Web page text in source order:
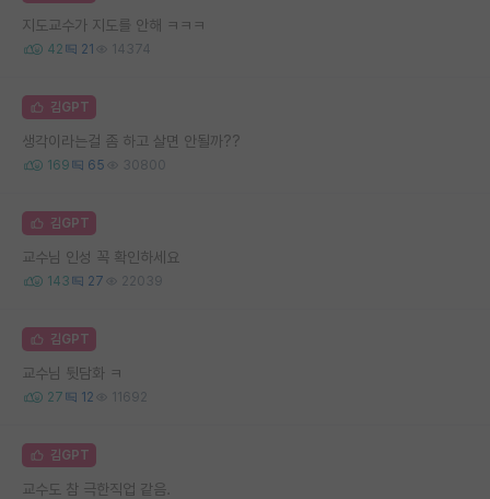
지도교수가 지도를 안해 ㅋㅋㅋ
42 21 14374
김GPT
생각이라는걸 좀 하고 살면 안될까??
169 65 30800
김GPT
교수님 인성 꼭 확인하세요
143 27 22039
김GPT
교수님 뒷담화 ㅋ
27 12 11692
김GPT
교수도 참 극한직업 같음.